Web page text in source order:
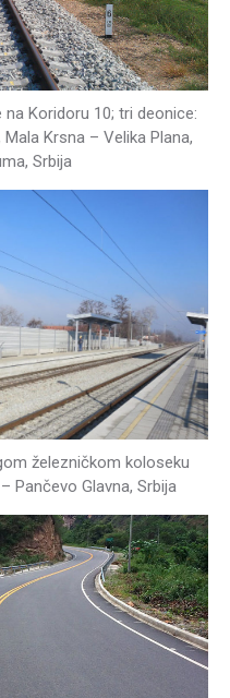
Koridoru 10; tri deonice:
Krsna – Velika Plana,
Srbija
železničkom koloseku
Pančevo Glavna, Srbija